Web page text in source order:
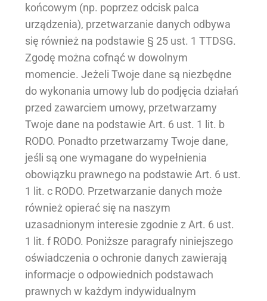
końcowym (np. poprzez odcisk palca
urządzenia), przetwarzanie danych odbywa
się również na podstawie § 25 ust. 1 TTDSG.
Zgodę można cofnąć w dowolnym
momencie. Jeżeli Twoje dane są niezbędne
do wykonania umowy lub do podjęcia działań
przed zawarciem umowy, przetwarzamy
Twoje dane na podstawie Art. 6 ust. 1 lit. b
RODO. Ponadto przetwarzamy Twoje dane,
jeśli są one wymagane do wypełnienia
obowiązku prawnego na podstawie Art. 6 ust.
1 lit. c RODO. Przetwarzanie danych może
również opierać się na naszym
uzasadnionym interesie zgodnie z Art. 6 ust.
1 lit. f RODO. Poniższe paragrafy niniejszego
oświadczenia o ochronie danych zawierają
informacje o odpowiednich podstawach
prawnych w każdym indywidualnym